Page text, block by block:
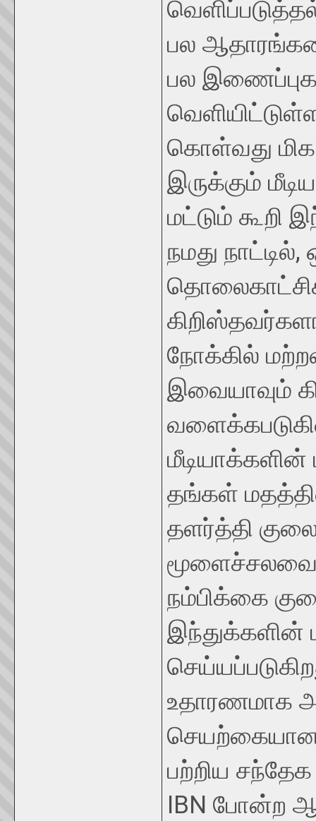
பல
பல
கொள்வது மிக
இருக்கும்
மட்டும் கூறி
நமது
நோக்கில்
இவையாவும்
தங்கள்
தளர்த்தி
மூளைச்சலவை
நம்பிக்கை
உதாரணமாக
பற்றிய
IBN போன்ற